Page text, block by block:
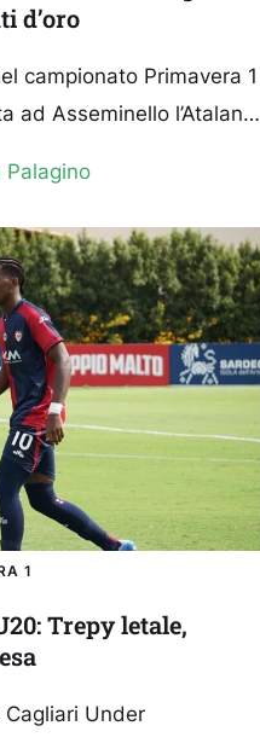
d’oro
campionato Primavera 1
ad Asseminello l’Atalanta
Palagino
1
Trepy letale,
Under